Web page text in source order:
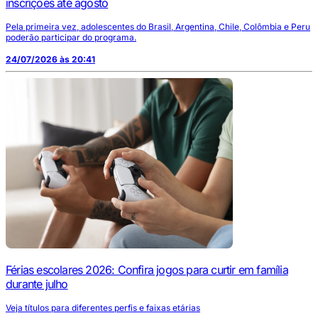
inscrições até agosto
Pela primeira vez, adolescentes do Brasil, Argentina, Chile, Colômbia e Peru
poderão participar do programa.
24/07/2026 às 20:41
Férias escolares 2026: Confira jogos para curtir em família
durante julho
Veja títulos para diferentes perfis e faixas etárias